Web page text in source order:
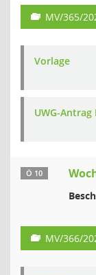
MV/365/
Vorlage
UWG-
Ö 10
MV/366/